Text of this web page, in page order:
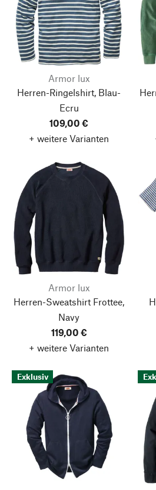
Armor lux
Herren-Ringelshirt, Blau-
Ecru
109,00 €
+ weitere Varianten
Armor lux
Herren-Sweatshirt Frottee,
Navy
119,00 €
+ weitere Varianten
Exklusiv